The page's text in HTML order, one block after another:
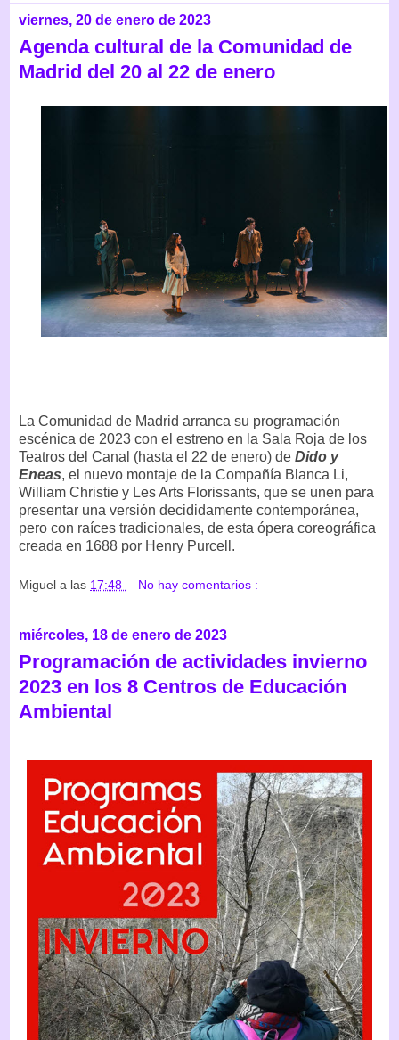
viernes, 20 de enero de 2023
Agenda cultural de la Comunidad de
Madrid del 20 al 22 de enero
La Comunidad de Madrid arranca su programación
escénica de 2023 con el estreno en la Sala Roja de los
Teatros del Canal (hasta el 22 de enero) de Dido y
Eneas, el nuevo montaje de la Compañía Blanca Li,
William Christie y Les Arts Florissants, que se unen para
presentar una versión decididamente contemporánea,
pero con raíces tradicionales, de esta ópera coreográfica
creada en 1688 por Henry Purcell.
Miguel a las 17:48 No hay comentarios :
miércoles, 18 de enero de 2023
Programación de actividades invierno
2023 en los 8 Centros de Educación
Ambiental